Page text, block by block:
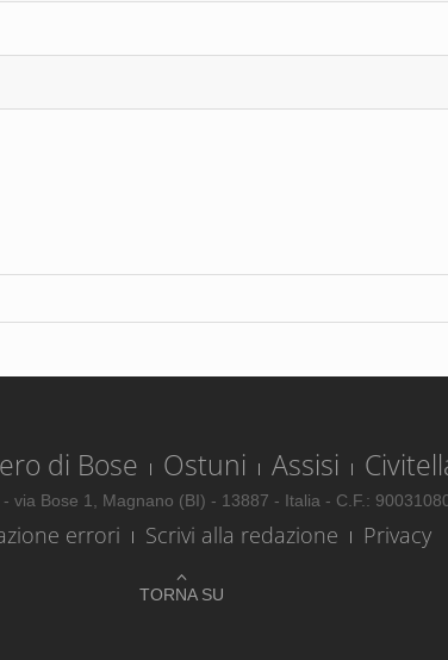
TORNA SU
di Bose Ostuni Assisi
- via Bose 1, Magnano (BI) - 13887 - Italia - C.F.:
errori Scrivi alla redazione Privacy